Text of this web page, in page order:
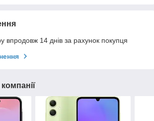
впродовж 14 днів за рахунок покупця